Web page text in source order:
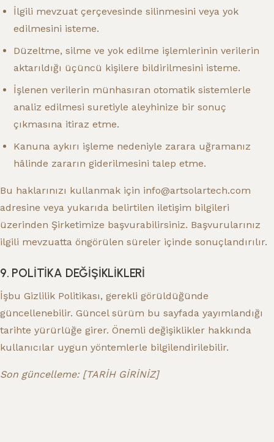
İlgili mevzuat çerçevesinde silinmesini veya yok
edilmesini isteme.
Düzeltme, silme ve yok edilme işlemlerinin verilerin
aktarıldığı üçüncü kişilere bildirilmesini isteme.
İşlenen verilerin münhasıran otomatik sistemlerle
analiz edilmesi suretiyle aleyhinize bir sonuç
çıkmasına itiraz etme.
Kanuna aykırı işleme nedeniyle zarara uğramanız
hâlinde zararın giderilmesini talep etme.
Bu haklarınızı kullanmak için info@artsolartech.com
adresine veya yukarıda belirtilen iletişim bilgileri
üzerinden Şirketimize başvurabilirsiniz. Başvurularınız
ilgili mevzuatta öngörülen süreler içinde sonuçlandırılır.
9. POLİTİKA DEĞİŞİKLİKLERİ
İşbu Gizlilik Politikası, gerekli görüldüğünde
güncellenebilir. Güncel sürüm bu sayfada yayımlandığı
tarihte yürürlüğe girer. Önemli değişiklikler hakkında
kullanıcılar uygun yöntemlerle bilgilendirilebilir.
Son güncelleme: [TARİH GİRİNİZ]